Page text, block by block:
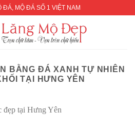
ĐÁ, MỘ ĐÁ SỐ 1 VIỆT NAM
BẰNG ĐÁ XANH TỰ NHIÊN
TẠI HƯNG YÊN